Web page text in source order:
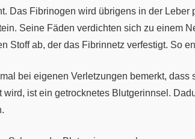
Das Fibrinogen wird übrigens in der
Seine Fäden verdichten sich zu einem
Stoff ab, der das Fibrinnetz verfestigt. So
bei eigenen Verletzungen bemerkt,
ist ein getrocknetes Blutgerinnsel.